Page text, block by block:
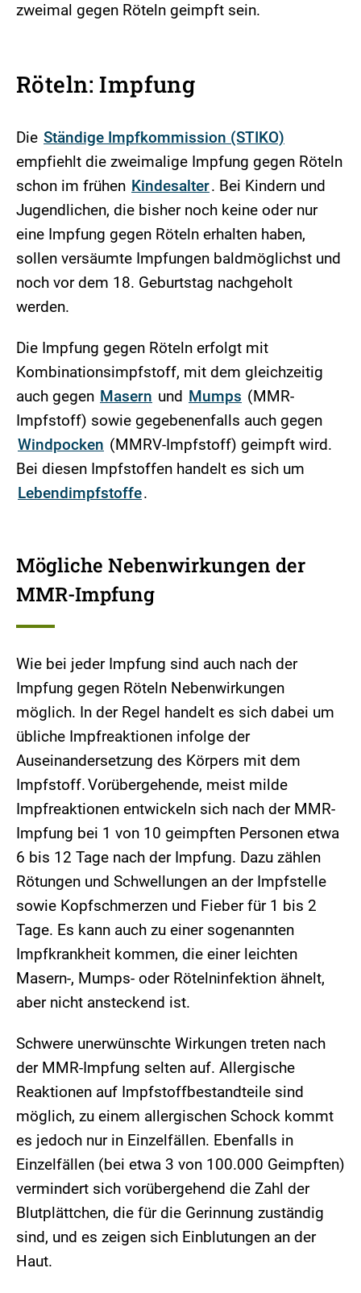
zweimal gegen Röteln geimpft sein.
Röteln: Impfung
Die Ständige Impfkommission (STIKO)
empfiehlt die zweimalige Impfung gegen Röteln
schon im frühen Kindesalter. Bei Kindern und
Jugendlichen, die bisher noch keine oder nur
eine Impfung gegen Röteln erhalten haben,
sollen versäumte Impfungen baldmöglichst und
noch vor dem 18. Geburtstag nachgeholt
werden.
Die Impfung gegen Röteln erfolgt mit
Kombinationsimpfstoff, mit dem gleichzeitig
auch gegen Masern und Mumps (MMR-
Impfstoff) sowie gegebenenfalls auch gegen
Windpocken (MMRV-Impfstoff) geimpft wird.
Bei diesen Impfstoffen handelt es sich um
Lebendimpfstoffe.
Mögliche Nebenwirkungen der
MMR-Impfung
Wie bei jeder Impfung sind auch nach der
Impfung gegen Röteln Nebenwirkungen
möglich. In der Regel handelt es sich dabei um
übliche Impfreaktionen infolge der
Auseinandersetzung des Körpers mit dem
Impfstoff. Vorübergehende, meist milde
Impfreaktionen entwickeln sich nach der MMR-
Impfung bei 1 von 10 geimpften Personen etwa
6 bis 12 Tage nach der Impfung. Dazu zählen
Rötungen und Schwellungen an der Impfstelle
sowie Kopfschmerzen und Fieber für 1 bis 2
Tage. Es kann auch zu einer sogenannten
Impfkrankheit kommen, die einer leichten
Masern-, Mumps- oder Rötelninfektion ähnelt,
aber nicht ansteckend ist.
Schwere unerwünschte Wirkungen treten nach
der MMR-Impfung selten auf. Allergische
Reaktionen auf Impfstoffbestandteile sind
möglich, zu einem allergischen Schock kommt
es jedoch nur in Einzelfällen. Ebenfalls in
Einzelfällen (bei etwa 3 von 100.000 Geimpften)
vermindert sich vorübergehend die Zahl der
Blutplättchen, die für die Gerinnung zuständig
sind, und es zeigen sich Einblutungen an der
Haut.